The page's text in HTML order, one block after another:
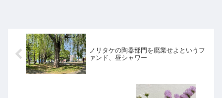
ノリタケの陶器部門を廃業せよというフ
ァンド、昼シャワー